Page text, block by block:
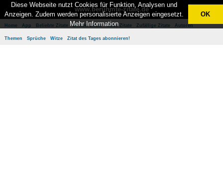
www.berühmte-zitate.de
Home App Beliebte Zitate Besten Zitate Neue Zitate Zufällige Zitate Autoren
Themen Sprüche Witze Zitat des Tages abonnieren!
Diese Webseite nutzt Cookies für Funktion, Analysen und
Anzeigen. Zudem werden personalisierte Anzeigen eingesetzt.
Mehr Information
OK